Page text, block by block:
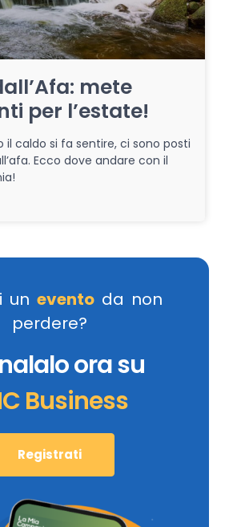
mete
per l’estate!
il caldo si fa sentire, ci sono posti
Ecco dove andare con il
un evento da non
perdere?
ora su
Business
Registrati